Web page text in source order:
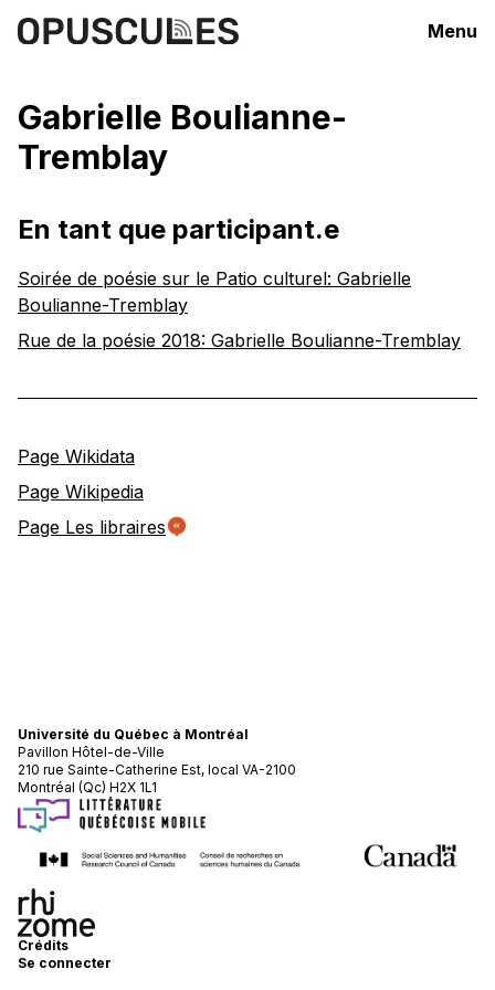
Menu
Gabrielle Boulianne-
Tremblay
En tant que participant.e
Soirée de poésie sur le Patio culturel: Gabrielle
Boulianne-Tremblay
Rue de la poésie 2018: Gabrielle Boulianne-Tremblay
Page Wikidata
Page Wikipedia
Page Les libraires
Université du Québec à Montréal
Pavillon Hôtel-de-Ville
210 rue Sainte-Catherine Est, local VA-2100
Montréal (Qc) H2X 1L1
Crédits
Se connecter